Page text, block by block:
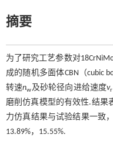
摘要
为了研究工艺参数对
成的随机多面体CBN（cubic
转速nw及砂轮径向进给速度vr
磨削仿真模型的有效性.结果
力仿真结果与试验结果一致
13.89%，15.55%.